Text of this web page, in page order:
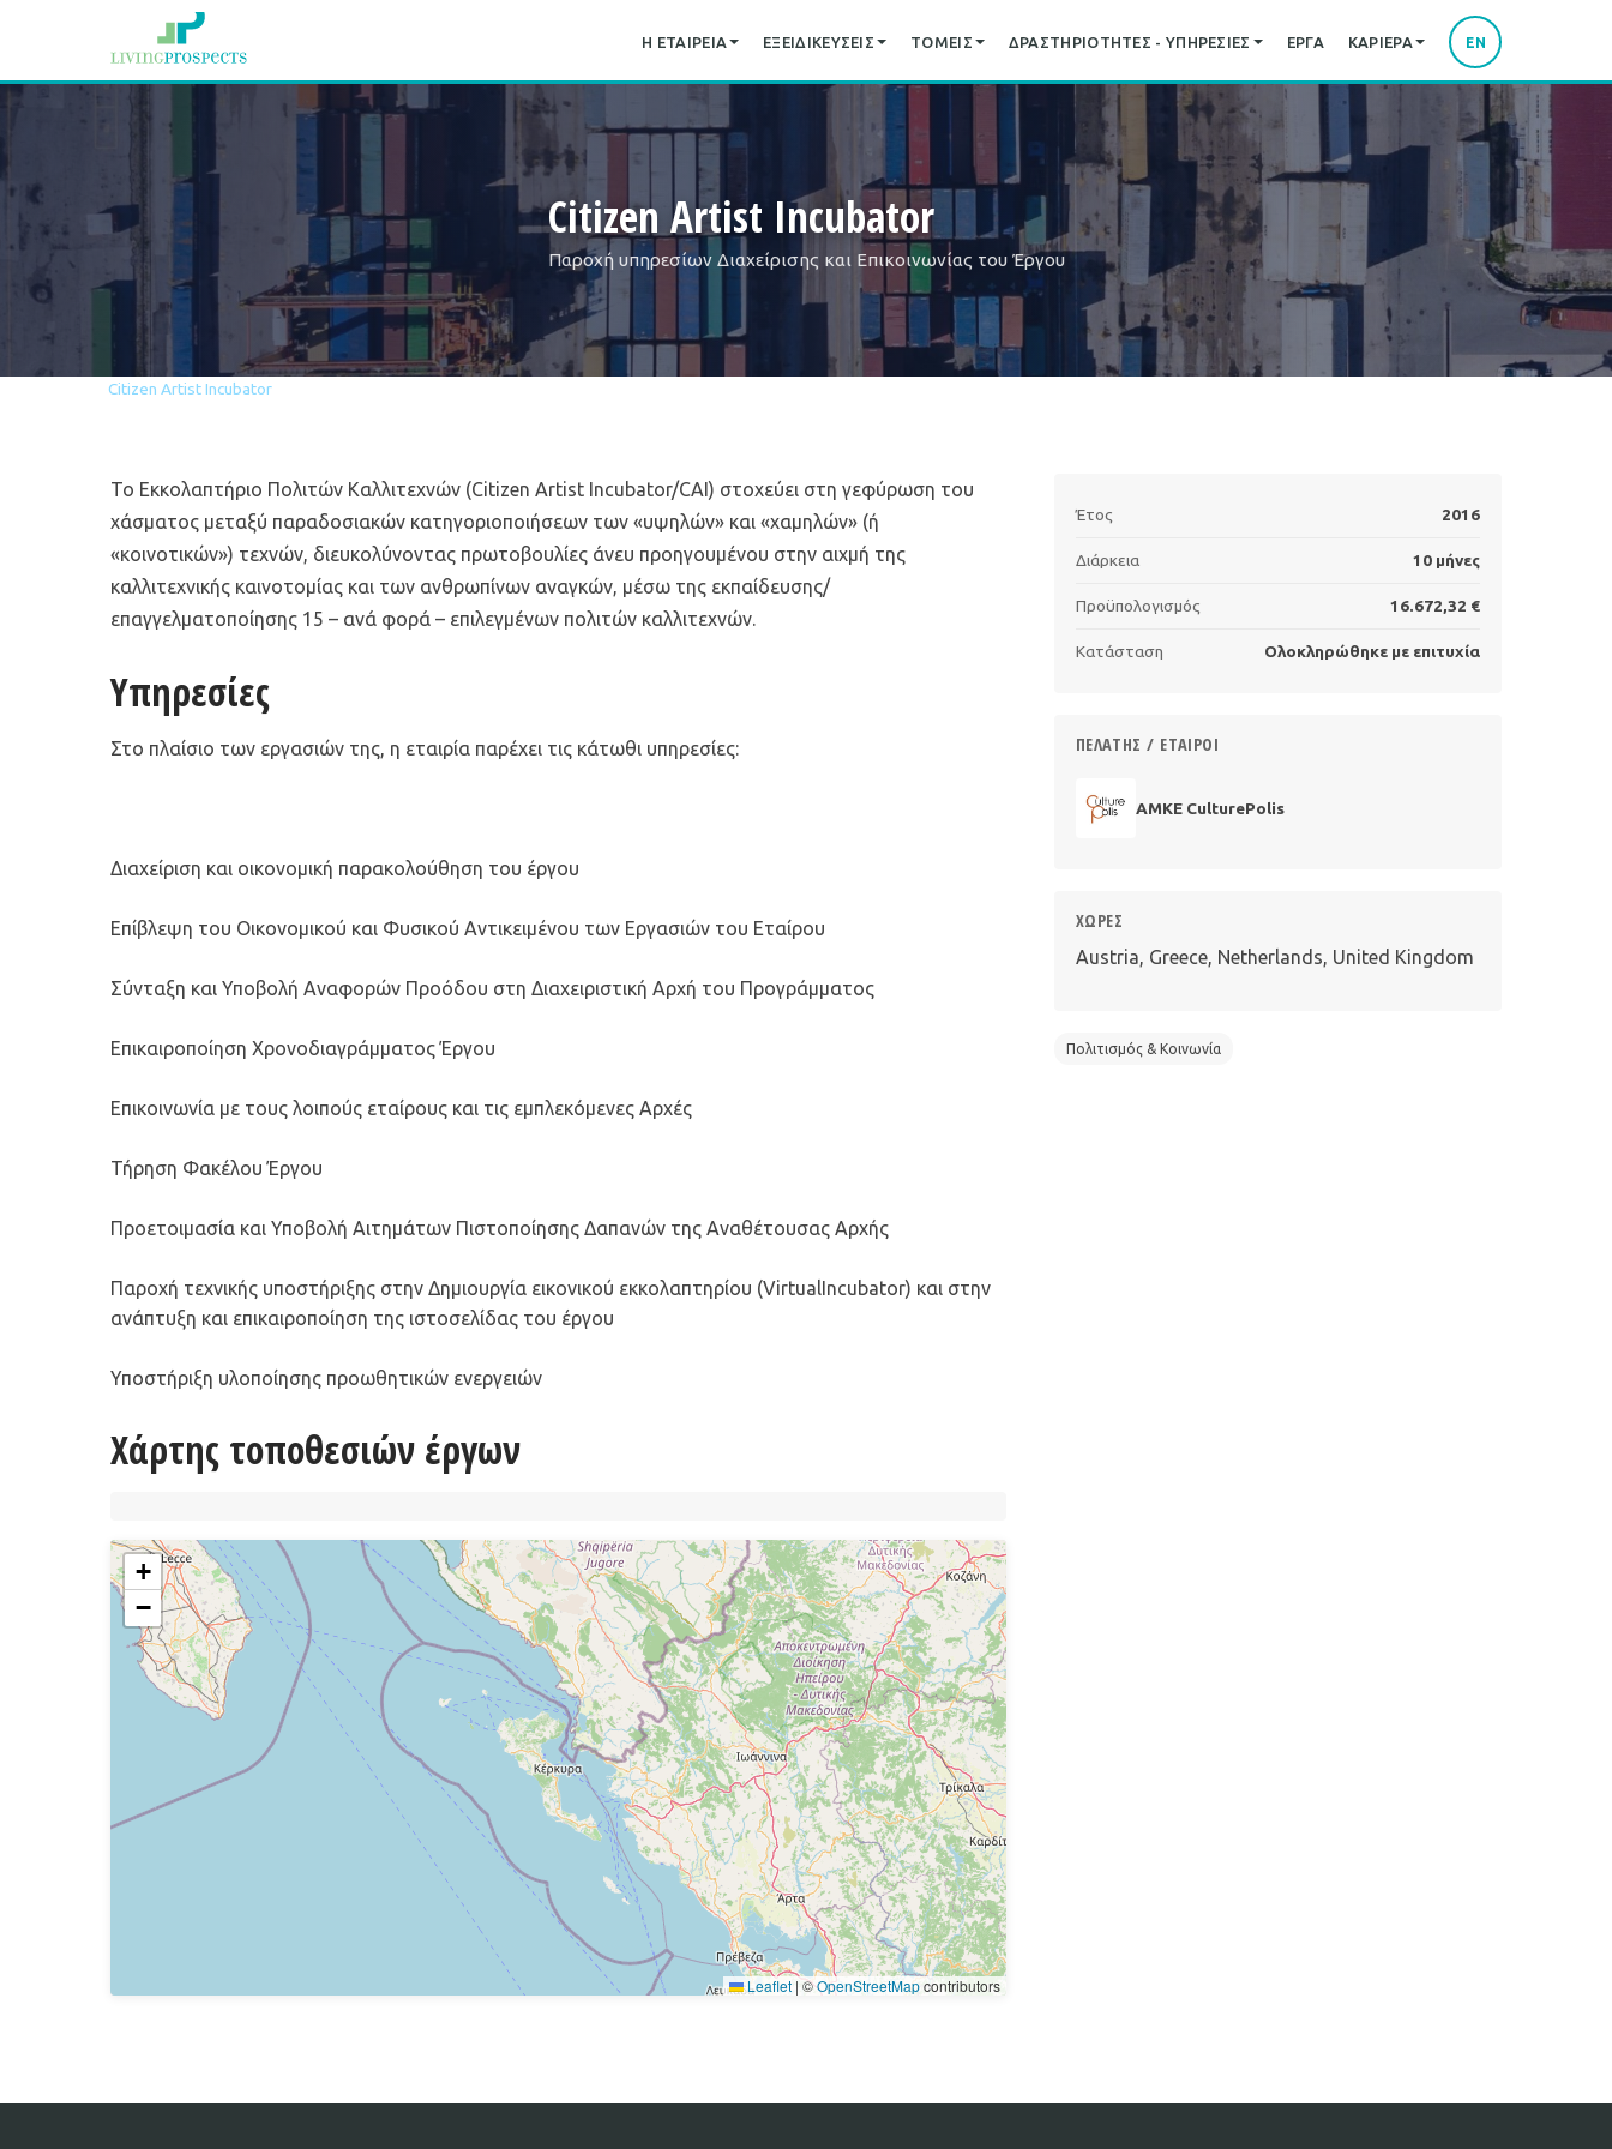
Η ΕΤΑΙΡΕΊΑ ΕΞΕΙΔΙΚΕΎΣΕΙΣ ΤΟΜΕΊΣ ΔΡΑΣΤΗΡΙΌΤΗΤΕΣ - ΥΠΗΡΕΣΊΕΣ ΈΡΓΑ ΚΑΡΙΈΡΑ EN
Citizen Artist Incubator
Παροχή υπηρεσίων Διαχείρισης και Επικοινωνίας του Έργου
Citizen Artist Incubator
Το Εκκολαπτήριο Πολιτών Καλλιτεχνών (Citizen Artist Incubator/CAI) στοχεύει στη γεφύρωση του
χάσματος μεταξύ παραδοσιακών κατηγοριοποιήσεων των «υψηλών» και «χαμηλών» (ή
«κοινοτικών») τεχνών, διευκολύνοντας πρωτοβουλίες άνευ προηγουμένου στην αιχμή της
καλλιτεχνικής καινοτομίας και των ανθρωπίνων αναγκών, μέσω της εκπαίδευσης/
επαγγελματοποίησης 15 – ανά φορά – επιλεγμένων πολιτών καλλιτεχνών.
Υπηρεσίες
Στο πλαίσιο των εργασιών της, η εταιρία παρέχει τις κάτωθι υπηρεσίες:
Διαχείριση και οικονομική παρακολούθηση του έργου
Επίβλεψη του Οικονομικού και Φυσικού Αντικειμένου των Εργασιών του Εταίρου
Σύνταξη και Υποβολή Αναφορών Προόδου στη Διαχειριστική Αρχή του Προγράμματος
Επικαιροποίηση Χρονοδιαγράμματος Έργου
Επικοινωνία με τους λοιπούς εταίρους και τις εμπλεκόμενες Αρχές
Τήρηση Φακέλου Έργου
Προετοιμασία και Υποβολή Αιτημάτων Πιστοποίησης Δαπανών της Αναθέτουσας Αρχής
Παροχή τεχνικής υποστήριξης στην Δημιουργία εικονικού εκκολαπτηρίου (VirtualIncubator) και στην
ανάπτυξη και επικαιροποίηση της ιστοσελίδας του έργου
Υποστήριξη υλοποίησης προωθητικών ενεργειών
Χάρτης τοποθεσιών έργων
+
−
Leaflet |©OpenStreetMapcontributors
Έτος 2016
Διάρκεια 10 μήνες
Προϋπολογισμός 16.672,32 €
Κατάσταση Ολοκληρώθηκε με επιτυχία
ΠΕΛΆΤΗΣ / ΕΤΑΊΡΟΙ
AMKE CulturePolis
ΧΏΡΕΣ
Austria, Greece, Netherlands, United Kingdom
Πολιτισμός & Κοινωνία